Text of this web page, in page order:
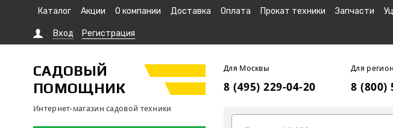
Каталог Акции О компании Доставка Оплата Прокат техники Запчасти
Вход Регистрация
САДОВЫЙ
ПОМОЩНИК
Интернет-магазин садовой техники
Для Москвы
8 (495) 229-04-20
Для
8 (800)